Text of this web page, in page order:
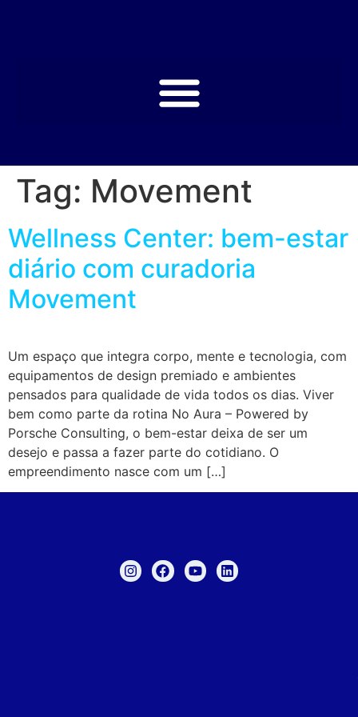
Tag: Movement
Wellness Center: bem-estar
diário com curadoria
Movement
Um espaço que integra corpo, mente e tecnologia, com
equipamentos de design premiado e ambientes
pensados para qualidade de vida todos os dias. Viver
bem como parte da rotina No Aura – Powered by
Porsche Consulting, o bem-estar deixa de ser um
desejo e passa a fazer parte do cotidiano. O
empreendimento nasce com um […]